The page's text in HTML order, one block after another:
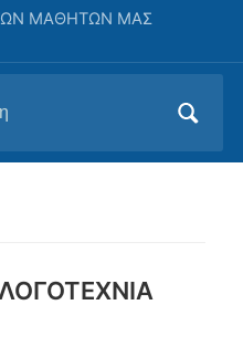
ΤΩΝ ΜΑΘΗΤΩΝ ΜΑΣ
ΛΟΓΟΤΕΧΝΙΑ